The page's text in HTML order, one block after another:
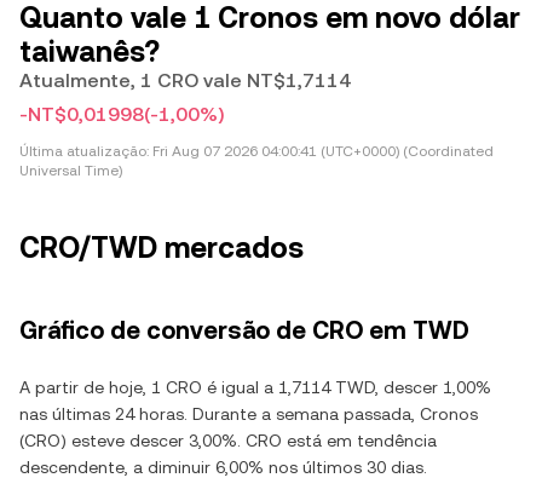
Quanto vale 1 Cronos em novo dólar
taiwanês?
Atualmente, 1 CRO vale NT$1,7114
-NT$0,01998(-1,00%)
Última atualização: Fri Aug 07 2026 04:00:41 (UTC+0000) (Coordinated
Universal Time)
CRO/TWD mercados
Gráfico de conversão de CRO em TWD
A partir de hoje, 1 CRO é igual a 1,7114 TWD, descer 1,00%
nas últimas 24 horas. Durante a semana passada, Cronos
(CRO) esteve descer 3,00%. CRO está em tendência
descendente, a diminuir 6,00% nos últimos 30 dias.